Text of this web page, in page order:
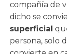
compañía de
dicho se
superficial
persona, solo